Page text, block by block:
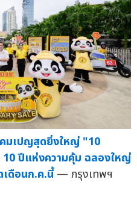
คมเปญสุดยิ่งใหญ่ "10
ปีแห่งความคุ้ม ฉลองใหญ่
ดือนก.ค.นี้ — กรุงเทพฯ